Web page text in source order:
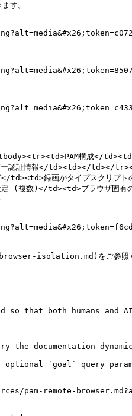
す。
構成</td><td>
認証情報</td><td></td></
録画かタイプスクリプト
(複数)</td><td>ブラウザ固有
isolation.md)をご参照く
that both humans and
documentation
optional `goal` query
remote-